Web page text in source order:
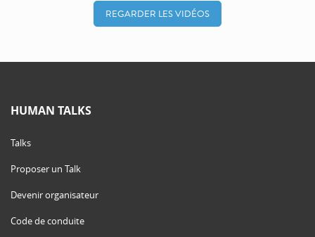
REGARDER LES VIDÉOS
HUMAN TALKS
Talks
Proposer un Talk
Devenir organisateur
Code de conduite